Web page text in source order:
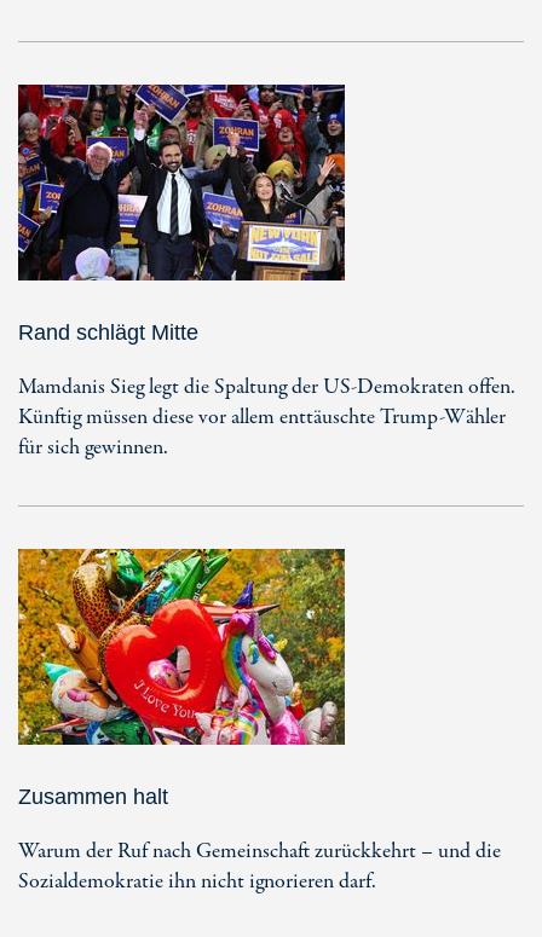
Rand schlägt Mitte
Mamdanis Sieg legt die Spaltung der US-Demokraten offen.
Künftig müssen diese vor allem enttäuschte Trump-Wähler
für sich gewinnen.
Zusammen halt
Warum der Ruf nach Gemeinschaft zurückkehrt – und die
Sozialdemokratie ihn nicht ignorieren darf.